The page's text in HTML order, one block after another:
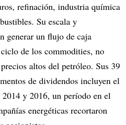
refinación, industria química
Su escala y
generar un flujo de caja
de los commodities, no
altos del petróleo. Sus 39
de dividendos incluyen el
y 2016, un período en el
energéticas recortaron